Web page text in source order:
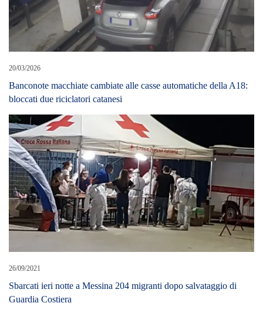
20/03/2026
Banconote macchiate cambiate alle casse automatiche della A18:
bloccati due riciclatori catanesi
26/09/2021
Sbarcati ieri notte a Messina 204 migranti dopo salvataggio di
Guardia Costiera